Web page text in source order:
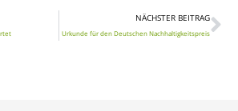
NÄCHSTER BEITRAG
Urkunde für den Deutschen Nachhaltigkeitspreis